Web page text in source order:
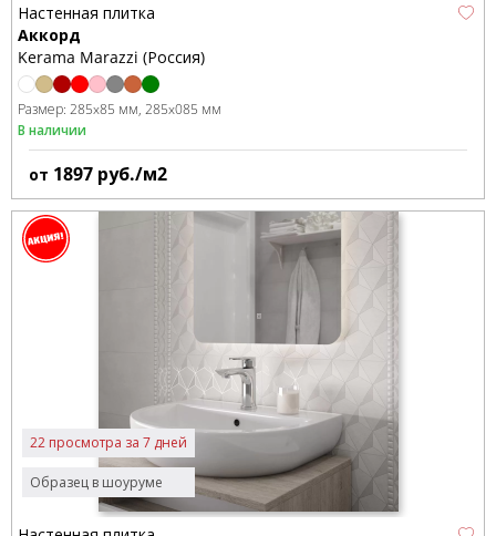
Настенная плитка
Аккорд
Kerama Marazzi (Россия)
Размер: 285x85 мм 285x085 мм
В наличии
от 1897 руб./м2
Образец в шоуруме
22 просмотра за 7 дней